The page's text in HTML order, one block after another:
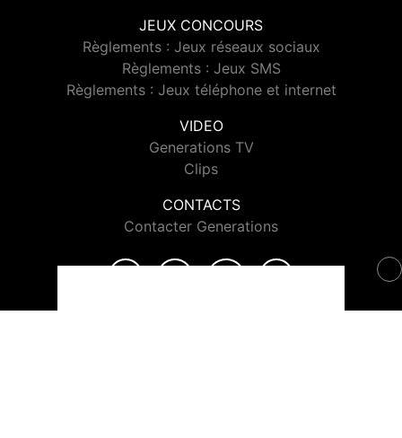
JEUX CONCOURS
Règlements : Jeux réseaux sociaux
Règlements : Jeux SMS
Règlements : Jeux téléphone et internet
VIDEO
Generations TV
Clips
CONTACTS
Contacter Generations